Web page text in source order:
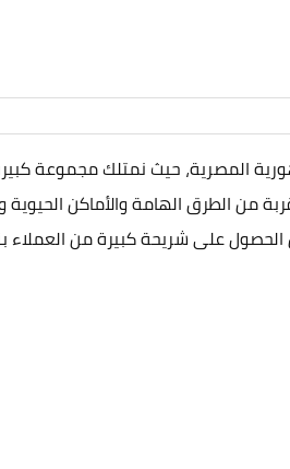
المصرية، حيث نمتلك مجموعة
من الطرق الهامة والأماكن الحيوية
على شريحة كبيرة من